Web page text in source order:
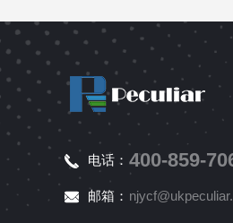
电话： 400-859-
邮箱：